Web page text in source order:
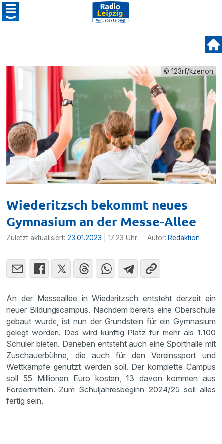
© 123rf/kzenon
Wiederitzsch bekommt neues
Gymnasium an der Messe-Allee
Zuletzt aktualisiert:23.01.2023 | 17:23 Uhr Autor: Redaktion
An der Messeallee in Wiederitzsch entsteht derzeit ein
neuer Bildungscampus. Nachdem bereits eine Oberschule
gebaut wurde, ist nun der Grundstein für ein Gymnasium
gelegt worden. Das wird künftig Platz für mehr als 1.100
Schüler bieten. Daneben entsteht auch eine Sporthalle mit
Zuschauerbühne, die auch für den Vereinssport und
Wettkämpfe genutzt werden soll. Der komplette Campus
soll 55 Millionen Euro kosten, 13 davon kommen aus
Fördermitteln. Zum Schuljahresbeginn 2024/25 soll alles
fertig sein.